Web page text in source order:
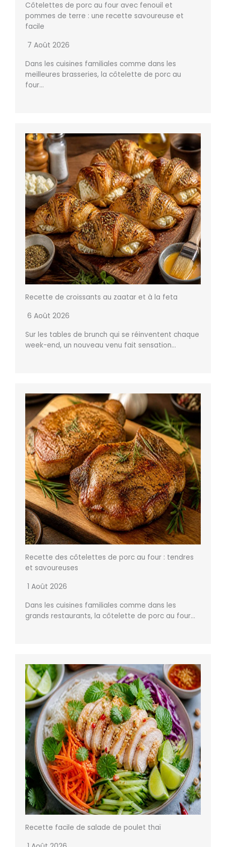
Côtelettes de porc au four avec fenouil et
pommes de terre : une recette savoureuse et
facile
7 Août 2026
Dans les cuisines familiales comme dans les
meilleures brasseries, la côtelette de porc au
four…
Recette de croissants au zaatar et à la feta
6 Août 2026
Sur les tables de brunch qui se réinventent chaque
week-end, un nouveau venu fait sensation…
Recette des côtelettes de porc au four : tendres
et savoureuses
1 Août 2026
Dans les cuisines familiales comme dans les
grands restaurants, la côtelette de porc au four…
Recette facile de salade de poulet thaï